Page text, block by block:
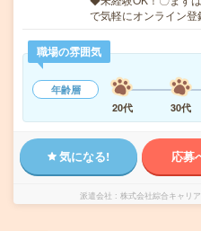
で気軽にオンライン
職場の雰囲気
年齢層
20代
30代
気になる! 応募
派遣会社 株式会社綜合キャリ